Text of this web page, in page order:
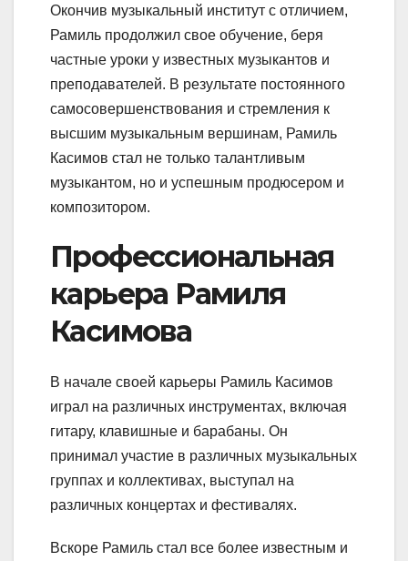
Окончив музыкальный институт с отличием,
Рамиль продолжил свое обучение, беря
частные уроки у известных музыкантов и
преподавателей. В результате постоянного
самосовершенствования и стремления к
высшим музыкальным вершинам, Рамиль
Касимов стал не только талантливым
музыкантом, но и успешным продюсером и
композитором.
Профессиональная
карьера Рамиля
Касимова
В начале своей карьеры Рамиль Касимов
играл на различных инструментах, включая
гитару, клавишные и барабаны. Он
принимал участие в различных музыкальных
группах и коллективах, выступал на
различных концертах и фестивалях.
Вскоре Рамиль стал все более известным и